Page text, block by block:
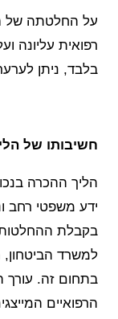
על החלטתה של
רפואית עליונה
בלבד, ניתן
חשיבותו של
הליך ההכרה
ידע משפטי רחב
בקבלת
למשרד
בתחום זה. עורך
הרפואיים